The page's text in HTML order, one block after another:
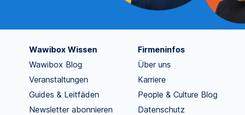
Wawibox Wissen
Wawibox Blog
Veranstaltungen
Guides & Leitfäden
Newsletter abonnieren
Firmeninfos
Über uns
Karriere
People & Culture Blog
Datenschutz